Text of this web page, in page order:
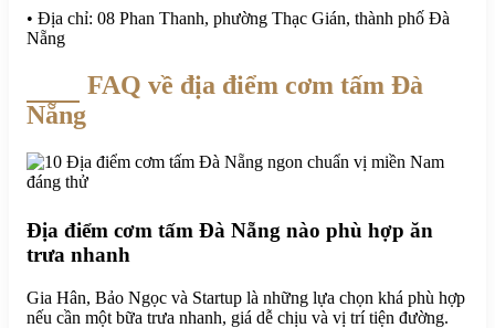
• Địa chỉ: 08 Phan Thanh, phường Thạc Gián, thành phố Đà
Nẵng
FAQ về địa điểm cơm tấm Đà
Nẵng
Địa điểm cơm tấm Đà Nẵng nào phù hợp ăn
trưa nhanh
Gia Hân, Bảo Ngọc và Startup là những lựa chọn khá phù hợp
nếu cần một bữa trưa nhanh, giá dễ chịu và vị trí tiện đường.